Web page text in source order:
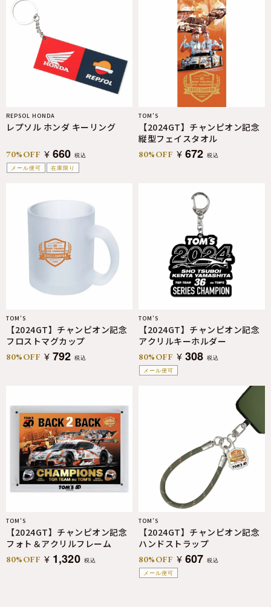
メール便可 在庫限り
REPSOL HONDA
レプソル ホンダ キーリング
70%OFF ¥ 660 税込
TOM’S
【2024GT】チャンピオン記念
縦型フェイスタオル
80%OFF ¥ 672 税込
TOM’S
【2024GT】チャンピオン記念
フロストマグカップ
80%OFF ¥ 792 税込
メール便可
TOM’S
【2024GT】チャンピオン記念
アクリルキーホルダー
80%OFF ¥ 308 税込
TOM’S
【2024GT】チャンピオン記念
フォト＆アクリルフレーム
80%OFF ¥ 1,320 税込
メール便可
TOM’S
【2024GT】チャンピオン記念
ハンドストラップ
80%OFF ¥ 607 税込